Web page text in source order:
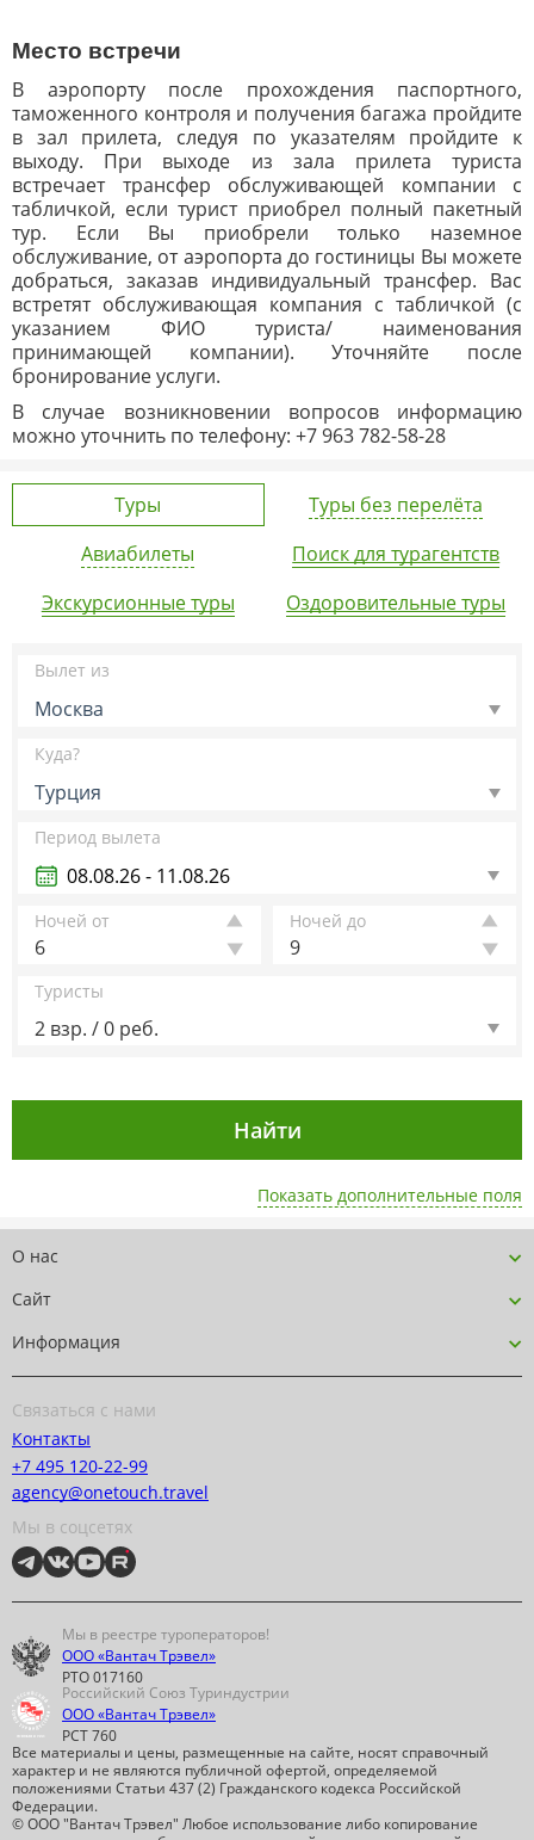
Место встречи
В аэропорту после прохождения паспортного,
таможенного контроля и получения багажа пройдите
в зал прилета, следуя по указателям пройдите к
выходу. При выходе из зала прилета туриста
встречает трансфер обслуживающей компании с
табличкой, если турист приобрел полный пакетный
тур. Если Вы приобрели только наземное
обслуживание, от аэропорта до гостиницы Вы можете
добраться, заказав индивидуальный трансфер. Вас
встретят обслуживающая компания с табличкой (с
указанием ФИО туриста/ наименования
принимающей компании). Уточняйте после
бронирование услуги.
В случае возникновении вопросов информацию
можно уточнить по телефону: +7 963 782-58-28
Туры
Туры без перелёта
Авиабилеты
Поиск для турагентств
Экскурсионные туры
Оздоровительные туры
Вылет из
Москва
Куда?
Турция
Период вылета
Ночей от
6
Ночей до
9
Туристы
2 взр. / 0 реб.
Показать дополнительные поля
О нас
Сайт
Информация
Связаться с нами
Контакты
+7 495 120-22-99
agency@onetouch.travel
Мы в соцсетях
Мы в реестре туроператоров!
ООО «Вантач Трэвел»
РТО 017160
Все материалы и цены, размещенные на сайте, носят справочный
характер и не являются публичной офертой, определяемой
положениями Статьи 437 (2) Гражданского кодекса Российской
Федерации.
Российский Союз Туриндустрии
ООО «Вантач Трэвел»
РСТ 760
© ООО "Вантач Трэвел" Любое использование либо копирование